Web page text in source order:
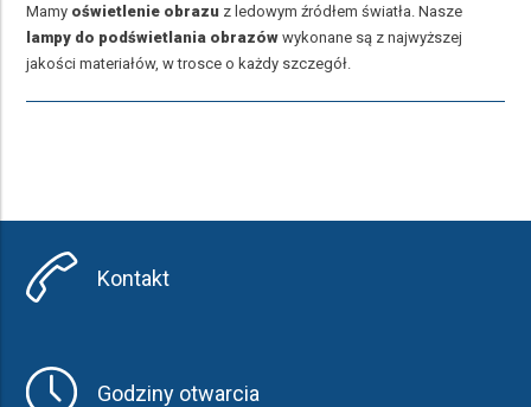
Mamy oświetlenie obrazu z ledowym źródłem światła. Nasze
lampy do podświetlania obrazów wykonane są z najwyższej
jakości materiałów, w trosce o każdy szczegół.
Kontakt
Godziny otwarcia